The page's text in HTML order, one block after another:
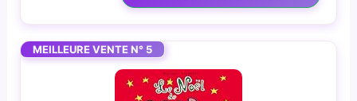
MEILLEURE VENTE N° 5